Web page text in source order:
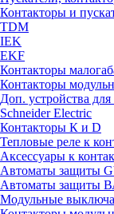
Контакторы и
TDM
IEK
EKF
Контакторы
Контакторы
Доп. устройства
Schneider Electric
Контакторы К и D
Тепловые реле к
Аксессуары к
Автоматы защиты
Автоматы защиты
Модульные